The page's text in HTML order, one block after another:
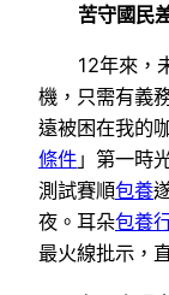
苦守國民
12年來，
機，只需有義
遠被困在我的
條件 」第一時
測試賽順包養
夜。耳朵包養
最火線批示，